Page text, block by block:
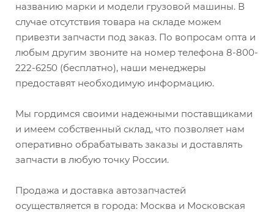
названию марки и модели грузовой машины. В
случае отсутствия товара на складе можем
привезти запчасти под заказ. По вопросам опта и
любым другим звоните на номер телефона 8-800-
222-6250 (бесплатно), наши менеджеры
предоставят необходимую информацию.
Мы гордимся своими надежными поставщиками
и имеем собственный склад, что позволяет нам
оперативно обрабатывать заказы и доставлять
запчасти в любую точку России.
Продажа и доставка автозапчастей
осуществляется в города: Москва и Московская